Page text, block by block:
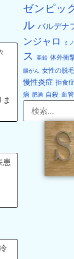
患
ゼンピッ
ル バルデナ
ンジャロ
ミ
ス
亜鉛 体外衝
腸がん 女性の脱
慢性炎症 拒食症
病 肥満 自殺 血